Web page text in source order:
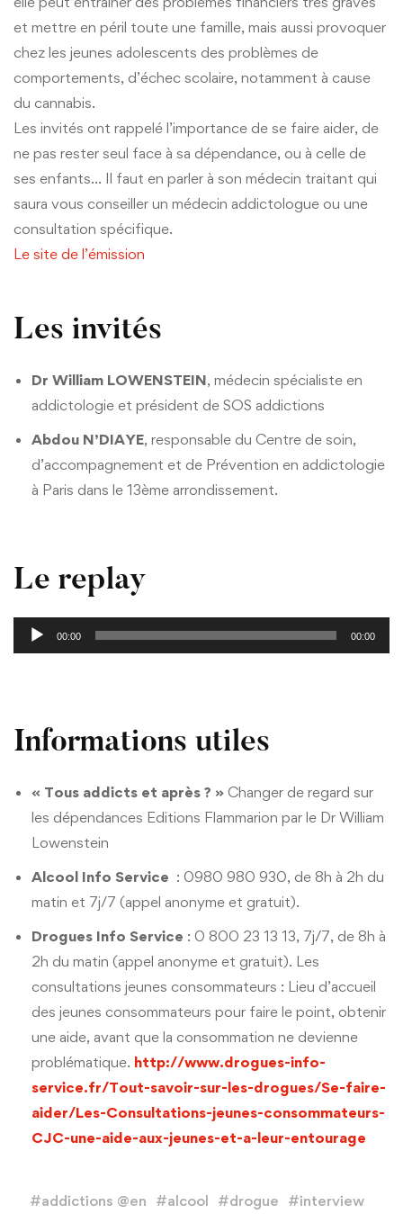
et mettre en péril toute une famille, mais aussi provoquer
chez les jeunes adolescents des problèmes de
comportements, d’échec scolaire, notamment à cause
du cannabis.
Les invités ont rappelé l’importance de se faire aider, de
ne pas rester seul face à sa dépendance, ou à celle de
ses enfants… Il faut en parler à son médecin traitant qui
saura vous conseiller un médecin addictologue ou une
consultation spécifique.
Le site de l’émission
Les invités
Dr William LOWENSTEIN, médecin spécialiste en
addictologie et président de SOS addictions
Abdou N’DIAYE, responsable du Centre de soin,
d’accompagnement et de Prévention en addictologie
à Paris dans le 13ème arrondissement.
Le replay
Lecteur
audio
00:00 00:00
Informations utiles
« Tous addicts et après ? » Changer de regard sur
les dépendances Editions Flammarion par le Dr William
Lowenstein
Alcool Info Service : 0980 980 930, de 8h à 2h du
matin et 7j/7 (appel anonyme et gratuit).
Drogues Info Service : 0 800 23 13 13, 7j/7, de 8h à
2h du matin (appel anonyme et gratuit). Les
consultations jeunes consommateurs : Lieu d’accueil
des jeunes consommateurs pour faire le point, obtenir
une aide, avant que la consommation ne devienne
problématique. http://www.drogues-info-
service.fr/Tout-savoir-sur-les-drogues/Se-faire-
aider/Les-Consultations-jeunes-consommateurs-
CJC-une-aide-aux-jeunes-et-a-leur-entourage
#addictions @en #alcool #drogue #interview